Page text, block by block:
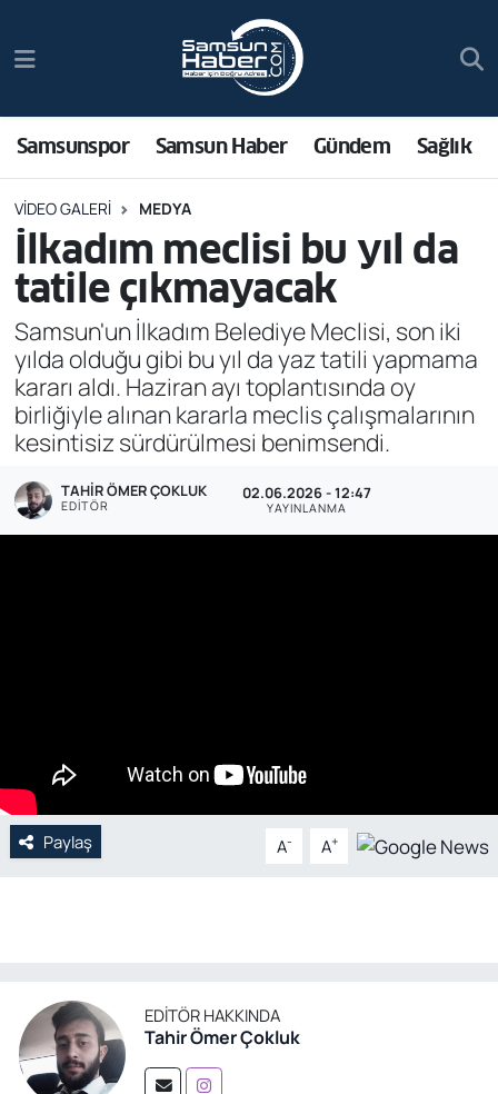
Samsunspor Samsun Haber Gündem Sağlık
VIDEO GALERI MEDYA
İlkadım meclisi bu yıl da
tatile çıkmayacak
Samsun'un İlkadım Belediye Meclisi, son iki
yılda olduğu gibi bu yıl da yaz tatili yapmama
kararı aldı. Haziran ayı toplantısında oy
birliğiyle alınan kararla meclis çalışmalarının
kesintisiz sürdürülmesi benimsendi.
TAHIR ÖMER ÇOKLUK
EDITÖR
02.06.2026 - 12:47
YAYINLANMA
Paylaş A- A+
EDITÖR HAKKINDA
Tahir Ömer Çokluk
Samsun Haber
Sağlık
Asayiş
Bilim ve Teknoloji
Bölge
Dünya
Ekonomi
Genel
Siyaset
Spor
Trafik Durumu
Süper Lig Puan Durumu ve Fikstür
Tüm Manşetler
Son Dakika Haberleri
Haber Arşivi